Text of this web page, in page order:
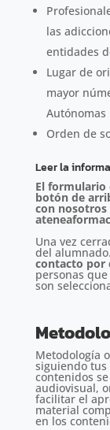
las
entidades
Lugar de
mayor
Autónomas
Orden de
Leer la
El formulario
botón de
con nosotros
Una vez
del alumnado.
contacto por
personas
son
Metodología
siguiendo
contenidos
audiovisual,
facilitar el
material
en los